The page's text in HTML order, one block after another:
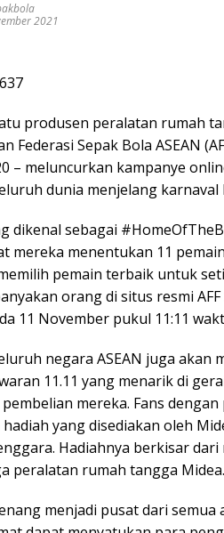
2021
637
produsen peralatan rumah
Federasi Sepak Bola ASEAN
– meluncurkan kampanye
dunia menjelang karnaval
dikenal sebagai
mereka menentukan 11
pemain terbaik untuk
orang di situs resmi
11 November pukul 11:11
negara ASEAN juga
11.11 yang menarik di
mereka. Fans
yang disediakan oleh
Hadiahnya berkisar
peralatan rumah tangga Midea.
menjadi pusat dari semua